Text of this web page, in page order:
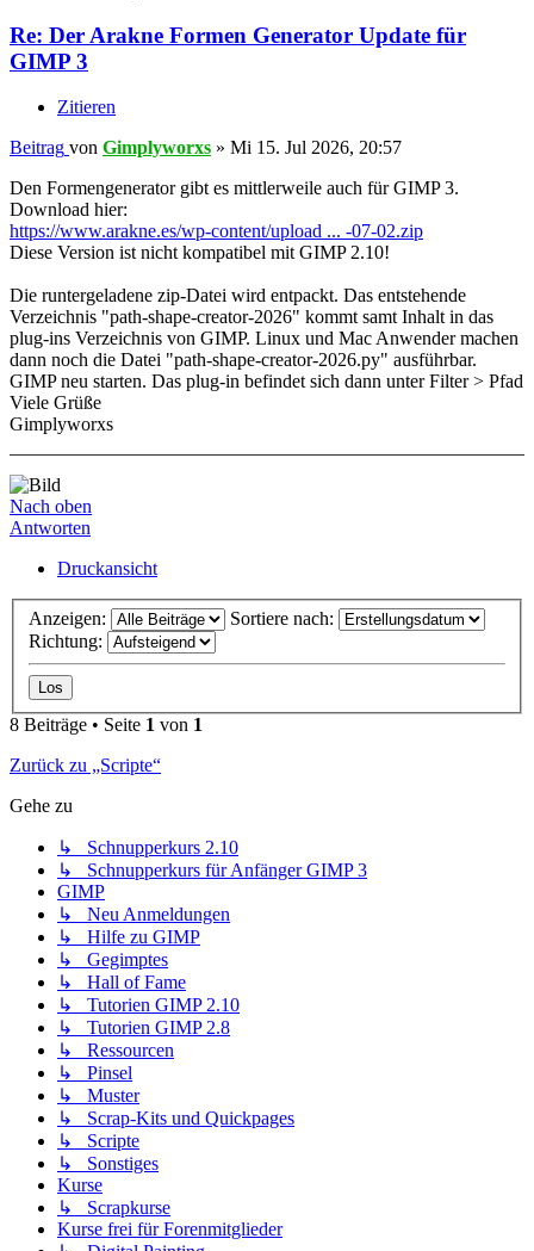
Re: Der Arakne Formen Generator Update für
GIMP 3
Zitieren
Beitrag von Gimplyworxs » Mi 15. Jul 2026, 20:57
Den Formengenerator gibt es mittlerweile auch für GIMP 3.
Download hier:
https://www.arakne.es/wp-content/upload ... -07-02.zip
Diese Version ist nicht kompatibel mit GIMP 2.10!
Die runtergeladene zip-Datei wird entpackt. Das entstehende
Verzeichnis "path-shape-creator-2026" kommt samt Inhalt in das
plug-ins Verzeichnis von GIMP. Linux und Mac Anwender machen
dann noch die Datei "path-shape-creator-2026.py" ausführbar.
GIMP neu starten. Das plug-in befindet sich dann unter Filter > Pfad
Viele Grüße
Gimplyworxs
Nach oben
Antworten
Druckansicht
Anzeigen:
Sortiere nach:
Richtung:
8 Beiträge • Seite 1 von 1
Zurück zu „Scripte“
Gehe zu
↳ Schnupperkurs 2.10
↳ Schnupperkurs für Anfänger GIMP 3
GIMP
↳ Neu Anmeldungen
↳ Hilfe zu GIMP
↳ Gegimptes
↳ Hall of Fame
↳ Tutorien GIMP 2.10
↳ Tutorien GIMP 2.8
↳ Ressourcen
↳ Pinsel
↳ Muster
↳ Scrap-Kits und Quickpages
↳ Scripte
↳ Sonstiges
Kurse
↳ Scrapkurse
Kurse frei für Forenmitglieder